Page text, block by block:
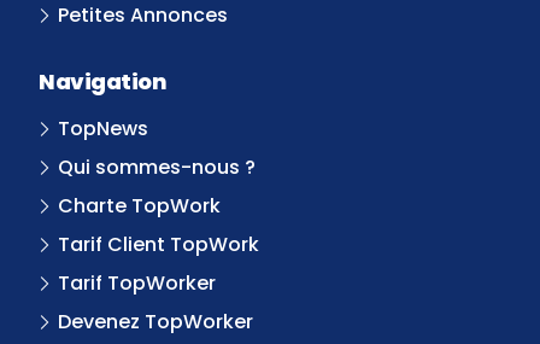
Petites Annonces
Navigation
TopNews
Qui sommes-nous ?
Charte TopWork
Tarif Client TopWork
Tarif TopWorker
Devenez TopWorker